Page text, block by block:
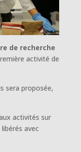
de recherche
activité de
sera proposée,
activités sur
avec